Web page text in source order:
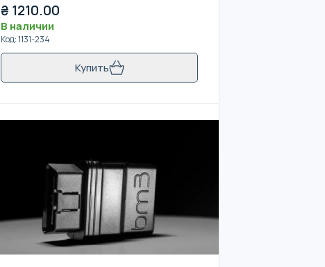
₴ 1210.00
В наличии
Код:1131-234
Купить